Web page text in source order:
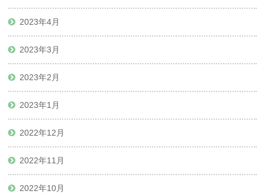
2023年4月
2023年3月
2023年2月
2023年1月
2022年12月
2022年11月
2022年10月